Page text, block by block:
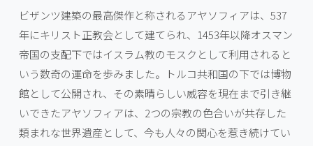
ビザンツ建築の最高傑作と称されるアヤソフィアは、537
年にキリスト正教会として建てられ、1453年以降オスマン
帝国の支配下ではイスラム教のモスクとして利用されると
いう数奇の運命を歩みました。トルコ共和国の下では博物
館として公開され、その素晴らしい威容を現在まで引き継
いできたアヤソフィアは、2つの宗教の色合いが共存した
類まれな世界遺産として、今も人々の関心を惹き続けてい